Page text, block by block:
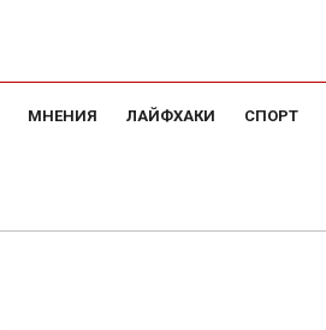
МНЕНИЯ ЛАЙФХАКИ СПОРТ